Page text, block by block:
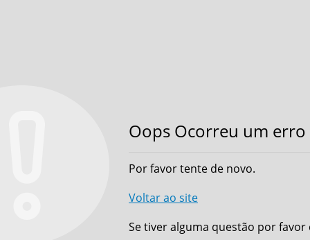
Oops Ocorreu um
Por favor tente de novo.
Voltar ao site
Se tiver alguma questão por favor